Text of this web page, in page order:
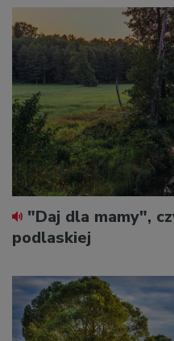
"Daj dla mamy",
podlaskiej